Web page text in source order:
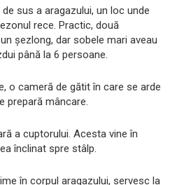
sus a aragazului, un loc unde
rece. Practic, două
șezlong, dar sobele mari aveau
până la 6 persoane.
o cameră de gătit în care se arde
prepară mâncare.
a cuptorului. Acesta vine în
înclinat spre stâlp.
în corpul aragazului, servesc la